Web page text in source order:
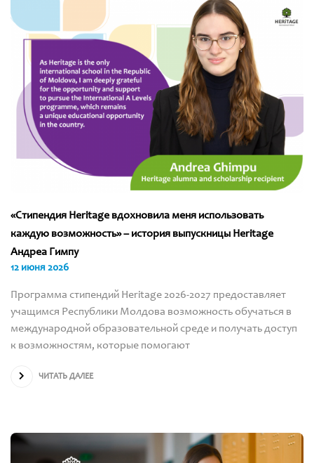
«Стипендия Heritage вдохновила меня использовать
каждую возможность» – история выпускницы Heritage
Андреа Гимпу
12 июня 2026
Программа стипендий Heritage 2026-2027 предоставляет
учащимся Республики Молдова возможность обучаться в
международной образовательной среде и получать доступ
к возможностям, которые помогают
ЧИТАТЬ ДАЛЕЕ